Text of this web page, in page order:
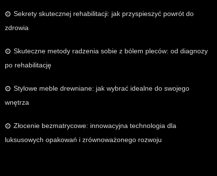
Sekrety skutecznej rehabilitacji: jak przyspieszyć powrót do
zdrowia
Skuteczne metody radzenia sobie z bólem pleców: od diagnozy
po rehabilitację
Stylowe meble drewniane: jak wybrać idealne do swojego
wnętrza
Złocenie bezmatrycowe: innowacyjna technologia dla
luksusowych opakowań i zrównoważonego rozwoju